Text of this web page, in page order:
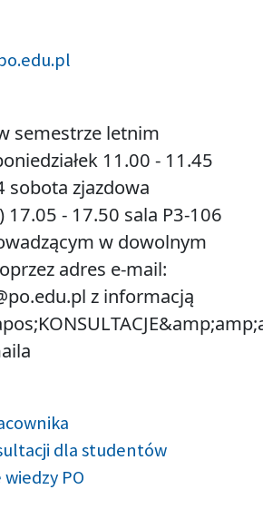
semestrze letnim
11.00 - 11.45
sobota zjazdowa
- 17.50 sala P3-106
w dowolnym
adres e-mail:
z informacją
dla studentów
PO